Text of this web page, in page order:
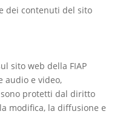
dei contenuti del sito
sito web della FIAP
audio e video,
protetti dal diritto
modifica, la diffusione e